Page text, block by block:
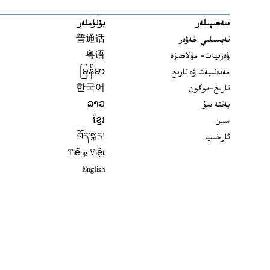
سەھىپىلەر
تەپسىلىي خەۋەر
ۋەزىيەت- مۇلاھىزە
مەدەنىيەت ۋە تارىخ
تارىخ-بۈگۈن
يەتتە سۇ
سىن
ئارخىپ
بۆلۈملەر
普通话
粤语
မြန်မာ
한국어
ລາວ
ខ្មែរ
བོད་སྐད།
Tiếng Việt
English